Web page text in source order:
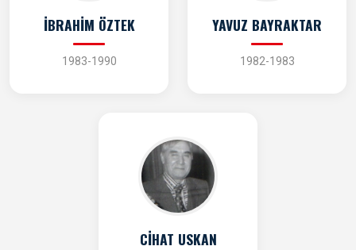
İBRAHİM ÖZTEK
1983-1990
YAVUZ BAYRAKTAR
1982-1983
CİHAT USKAN